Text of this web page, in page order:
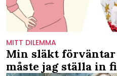
MITT DILEMMA
Min släkt
måste jag ställa in